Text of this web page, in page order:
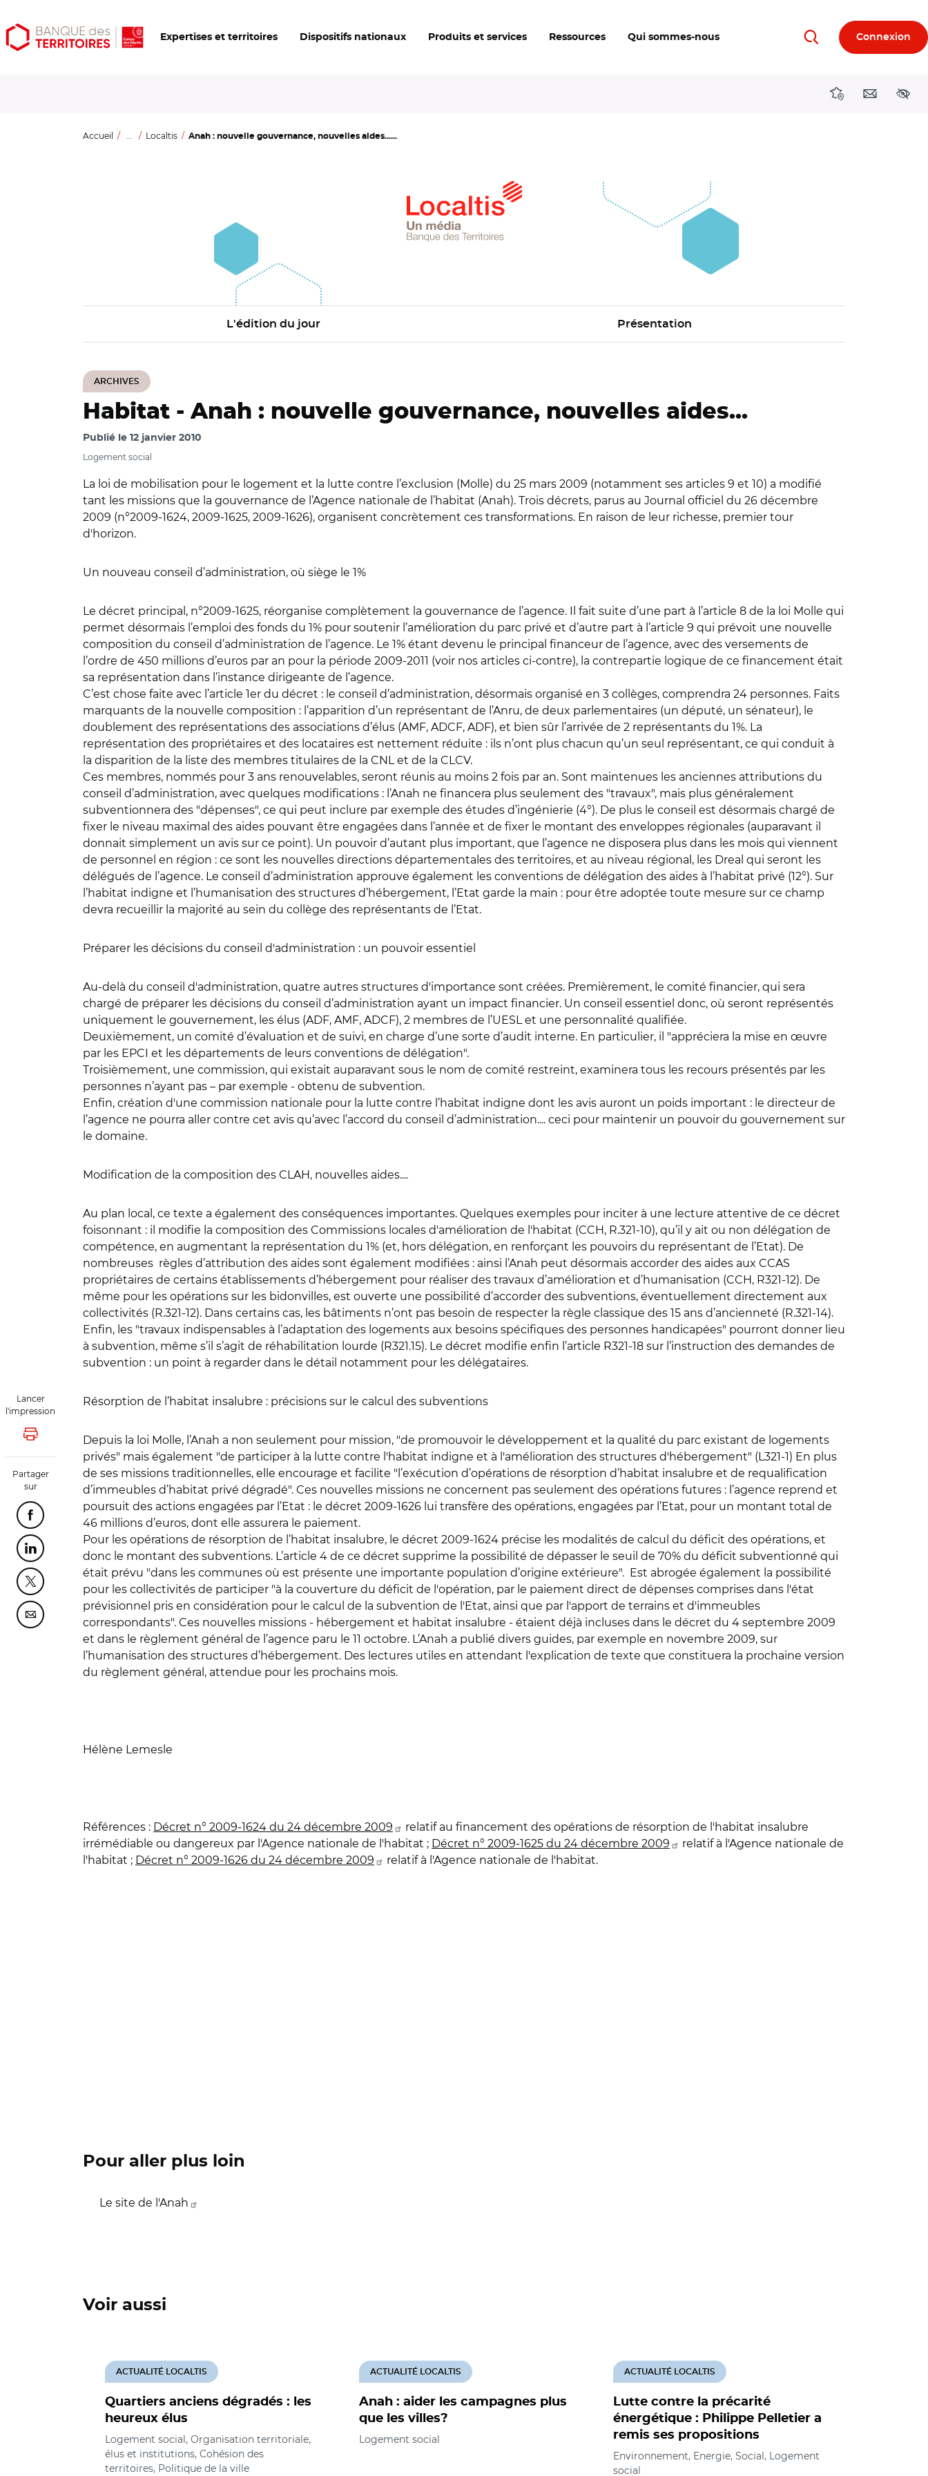
Aller
au
Aller
au
Ouvrir
les
Expertises et territoires Dispositifs nationaux Produits et services Ressources Qui sommes-nous RechercherConnexion
DirectionsContact
Accueil ... Localtis Anah : nouvelle gouvernance, nouvelles aides......
L'édition du jour Présentation
ARCHIVES
Lancer
l'impression
Lancer l'impression
Partager
sur
Partager cette page sur Facebook
Partager cette page sur Linkedin
Partager cette page sur Twitter
Partager cette page sur Courriel
Habitat - Anah : nouvelle gouvernance, nouvelles aides...
Publié le 12 janvier 2010
Logement social
La loi de mobilisation pour le logement et la lutte contre l’exclusion (Molle) du 25 mars 2009 (notamment ses articles 9 et 10) a modifié
tant les missions que la gouvernance de l’Agence nationale de l’habitat (Anah). Trois décrets, parus au Journal officiel du 26 décembre
2009 (n°2009-1624, 2009-1625, 2009-1626), organisent concrètement ces transformations. En raison de leur richesse, premier tour
d'horizon.
Un nouveau conseil d’administration, où siège le 1%
Le décret principal, n°2009-1625, réorganise complètement la gouvernance de l’agence. Il fait suite d’une part à l’article 8 de la loi Molle qui
permet désormais l’emploi des fonds du 1% pour soutenir l’amélioration du parc privé et d’autre part à l’article 9 qui prévoit une nouvelle
composition du conseil d’administration de l’agence. Le 1% étant devenu le principal financeur de l’agence, avec des versements de
l’ordre de 450 millions d’euros par an pour la période 2009-2011 (voir nos articles ci-contre), la contrepartie logique de ce financement était
sa représentation dans l’instance dirigeante de l’agence.
C’est chose faite avec l’article 1er du décret : le conseil d’administration, désormais organisé en 3 collèges, comprendra 24 personnes. Faits
marquants de la nouvelle composition : l’apparition d’un représentant de l’Anru, de deux parlementaires (un député, un sénateur), le
doublement des représentations des associations d’élus (AMF, ADCF, ADF), et bien sûr l’arrivée de 2 représentants du 1%. La
représentation des propriétaires et des locataires est nettement réduite : ils n’ont plus chacun qu’un seul représentant, ce qui conduit à
la disparition de la liste des membres titulaires de la CNL et de la CLCV.
Ces membres, nommés pour 3 ans renouvelables, seront réunis au moins 2 fois par an. Sont maintenues les anciennes attributions du
conseil d’administration, avec quelques modifications : l’Anah ne financera plus seulement des "travaux", mais plus généralement
subventionnera des "dépenses", ce qui peut inclure par exemple des études d’ingénierie (4°). De plus le conseil est désormais chargé de
fixer le niveau maximal des aides pouvant être engagées dans l’année et de fixer le montant des enveloppes régionales (auparavant il
donnait simplement un avis sur ce point). Un pouvoir d’autant plus important, que l’agence ne disposera plus dans les mois qui viennent
de personnel en région : ce sont les nouvelles directions départementales des territoires, et au niveau régional, les Dreal qui seront les
délégués de l’agence. Le conseil d’administration approuve également les conventions de délégation des aides à l’habitat privé (12°). Sur
l’habitat indigne et l’humanisation des structures d’hébergement, l’Etat garde la main : pour être adoptée toute mesure sur ce champ
devra recueillir la majorité au sein du collège des représentants de l’Etat.
Préparer les décisions du conseil d'administration : un pouvoir essentiel
Au-delà du conseil d'administration, quatre autres structures d'importance sont créées. Premièrement, le comité financier, qui sera
chargé de préparer les décisions du conseil d’administration ayant un impact financier. Un conseil essentiel donc, où seront représentés
uniquement le gouvernement, les élus (ADF, AMF, ADCF), 2 membres de l’UESL et une personnalité qualifiée.
Deuxièmement, un comité d’évaluation et de suivi, en charge d’une sorte d’audit interne. En particulier, il "appréciera la mise en œuvre
par les EPCI et les départements de leurs conventions de délégation".
Troisièmement, une commission, qui existait auparavant sous le nom de comité restreint, examinera tous les recours présentés par les
personnes n’ayant pas – par exemple - obtenu de subvention.
Enfin, création d'une commission nationale pour la lutte contre l’habitat indigne dont les avis auront un poids important : le directeur de
l’agence ne pourra aller contre cet avis qu’avec l’accord du conseil d’administration.... ceci pour maintenir un pouvoir du gouvernement sur
le domaine.
Modification de la composition des CLAH, nouvelles aides....
Au plan local, ce texte a également des conséquences importantes. Quelques exemples pour inciter à une lecture attentive de ce décret
foisonnant : il modifie la composition des Commissions locales d'amélioration de l'habitat (CCH, R.321-10), qu’il y ait ou non délégation de
compétence, en augmentant la représentation du 1% (et, hors délégation, en renforçant les pouvoirs du représentant de l’Etat). De
nombreuses règles d’attribution des aides sont également modifiées : ainsi l’Anah peut désormais accorder des aides aux CCAS
propriétaires de certains établissements d’hébergement pour réaliser des travaux d’amélioration et d’humanisation (CCH, R321-12). De
même pour les opérations sur les bidonvilles, est ouverte une possibilité d’accorder des subventions, éventuellement directement aux
collectivités (R.321-12). Dans certains cas, les bâtiments n’ont pas besoin de respecter la règle classique des 15 ans d’ancienneté (R.321-14).
Enfin, les "travaux indispensables à l’adaptation des logements aux besoins spécifiques des personnes handicapées" pourront donner lieu
à subvention, même s’il s’agit de réhabilitation lourde (R321.15). Le décret modifie enfin l’article R321-18 sur l’instruction des demandes de
subvention : un point à regarder dans le détail notamment pour les délégataires.
Résorption de l’habitat insalubre : précisions sur le calcul des subventions
Depuis la loi Molle, l’Anah a non seulement pour mission, "de promouvoir le développement et la qualité du parc existant de logements
privés" mais également "de participer à la lutte contre l'habitat indigne et à l'amélioration des structures d'hébergement" (L321-1) En plus
de ses missions traditionnelles, elle encourage et facilite "l’exécution d’opérations de résorption d’habitat insalubre et de requalification
d’immeubles d’habitat privé dégradé". Ces nouvelles missions ne concernent pas seulement des opérations futures : l’agence reprend et
poursuit des actions engagées par l’Etat : le décret 2009-1626 lui transfère des opérations, engagées par l’Etat, pour un montant total de
46 millions d’euros, dont elle assurera le paiement.
Pour les opérations de résorption de l’habitat insalubre, le décret 2009-1624 précise les modalités de calcul du déficit des opérations, et
donc le montant des subventions. L’article 4 de ce décret supprime la possibilité de dépasser le seuil de 70% du déficit subventionné qui
était prévu "dans les communes où est présente une importante population d’origine extérieure". Est abrogée également la possibilité
pour les collectivités de participer "à la couverture du déficit de l'opération, par le paiement direct de dépenses comprises dans l'état
prévisionnel pris en considération pour le calcul de la subvention de l'Etat, ainsi que par l'apport de terrains et d'immeubles
correspondants". Ces nouvelles missions - hébergement et habitat insalubre - étaient déjà incluses dans le décret du 4 septembre 2009
et dans le règlement général de l’agence paru le 11 octobre. L’Anah a publié divers guides, par exemple en novembre 2009, sur
l’humanisation des structures d’hébergement. Des lectures utiles en attendant l'explication de texte que constituera la prochaine version
du règlement général, attendue pour les prochains mois.
Hélène Lemesle
Références : Décret n° 2009-1624 du 24 décembre 2009
relatif au financement des opérations de résorption de l'habitat insalubre
irrémédiable ou dangereux par l'Agence nationale de l'habitat ; Décret n° 2009-1625 du 24 décembre 2009
relatif à l'Agence nationale de
l'habitat ; Décret n° 2009-1626 du 24 décembre 2009 relatif à l'Agence nationale de l'habitat.
Pour aller plus loin
Le site de l'Anah
Voir aussi
Quartiers anciens dégradés : les
heureux élus
ACTUALITÉ LOCALTIS
Logement social, Organisation territoriale,
élus et institutions, Cohésion des
territoires, Politique de la ville
Anah : aider les campagnes plus
que les villes?
ACTUALITÉ LOCALTIS
Logement social
Lutte contre la précarité
énergétique : Philippe Pelletier a
remis ses propositions
ACTUALITÉ LOCALTIS
Environnement, Energie, Social, Logement
social